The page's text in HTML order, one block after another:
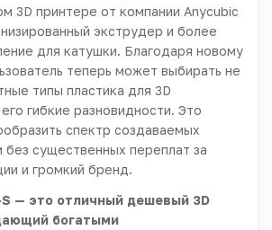
3D принтере от компании Anycubic
экструдер и более
для катушки. Благодаря новому
теперь может выбирать не
типы пластика для 3D
гибкие разновидности. Это
спектр создаваемых
без существенных переплат за
и громкий бренд.
— это отличный дешевый 3D
богатыми